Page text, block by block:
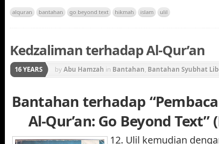
alquran bantahan go beyond text hikmah islam ulil
Kedzaliman terhadap Al-Qur’an
16 YEARS byAbu Hamzah in Bantahan, Bantahan Syubhat
Bantahan terhadap
Al-Qur’an: Go Beyond Text”
12. Ulil kemudian